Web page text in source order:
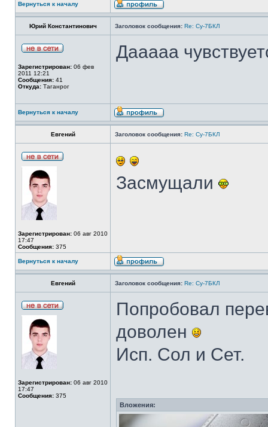
Вернуться к началу
Юрий Константинович Заголовок сообщения: Re: Су-7БКЛ
Зарегистрирован: 06 фев
2011 12:21
Сообщения: 41
Откуда: Таганрог
Дааааа
Вернуться к началу
Евгений Заголовок сообщения: Re: Су-7БКЛ
Зарегистрирован: 06 авг 2010
17:47
Сообщения: 375
Засмущали
Вернуться к началу
Евгений Заголовок сообщения: Re: Су-7БКЛ
Зарегистрирован: 06 авг 2010
17:47
Сообщения: 375
Попробовал
доволен
Исп. Сол и Сет.
Вложения: